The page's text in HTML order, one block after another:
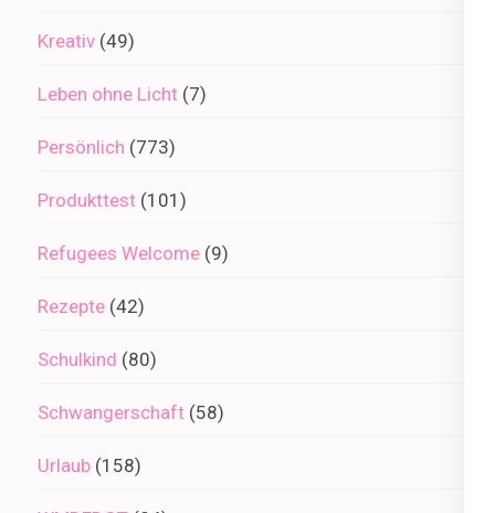
Kreativ (49)
Leben ohne Licht (7)
Persönlich (773)
Produkttest (101)
Refugees Welcome (9)
Rezepte (42)
Schulkind (80)
Schwangerschaft (58)
Urlaub (158)